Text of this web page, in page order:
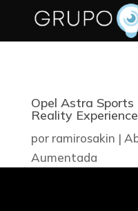
Opel Astra
Reality Experience
por ramirosakin |
Aumentada